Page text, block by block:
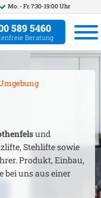
Mo. - Fr. 7:30-19:00 Uhr
589 5460
Beratung
und
Stehlifte sowie
Produkt, Einbau,
bei uns aus einer